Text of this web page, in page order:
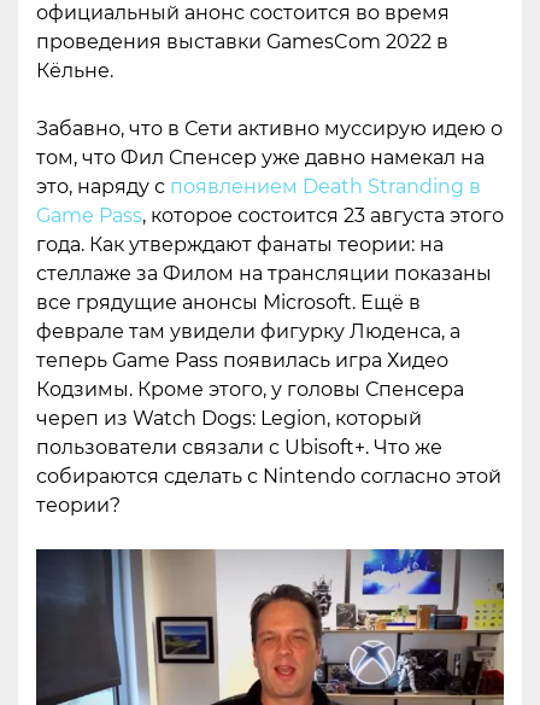
официальный анонс состоится во время
проведения выставки GamesCom 2022 в
Кёльне.
Забавно, что в Сети активно муссирую идею о
том, что Фил Спенсер уже давно намекал на
это, наряду с появлением Death Stranding в
Game Pass, которое состоится 23 августа этого
года. Как утверждают фанаты теории: на
стеллаже за Филом на трансляции показаны
все грядущие анонсы Microsoft. Ещё в
феврале там увидели фигурку Люденса, а
теперь Game Pass появилась игра Хидео
Кодзимы. Кроме этого, у головы Спенсера
череп из Watch Dogs: Legion, который
пользователи связали с Ubisoft+. Что же
собираются сделать с Nintendo согласно этой
теории?